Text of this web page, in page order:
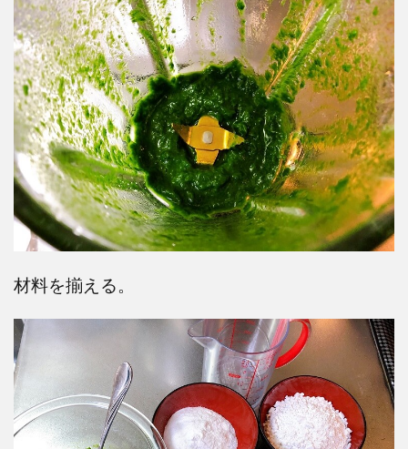
材料を揃える。